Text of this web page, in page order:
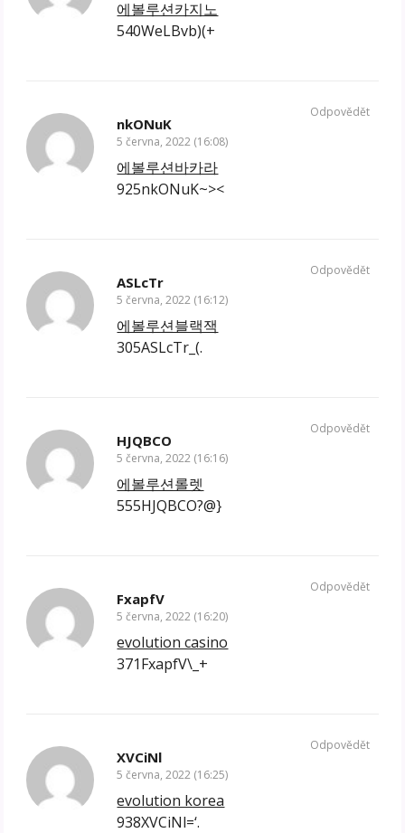
에볼루션카지노
540WeLBvb)(+
nkONuK
5 června, 2022 (16:08)
에볼루션바카라
925nkONuK~><
Odpovědět
ASLcTr
5 června, 2022 (16:12)
에볼루션블랙잭
305ASLcTr_(.
Odpovědět
HJQBCO
5 června, 2022 (16:16)
에볼루션롤렛
555HJQBCO?@}
Odpovědět
FxapfV
5 června, 2022 (16:20)
evolution casino
371FxapfV\_+
Odpovědět
XVCiNl
5 června, 2022 (16:25)
evolution korea
938XVCiNl=‘.
Odpovědět